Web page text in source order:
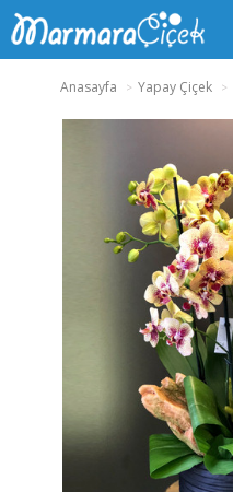
Anasayfa Yapay Çiçek